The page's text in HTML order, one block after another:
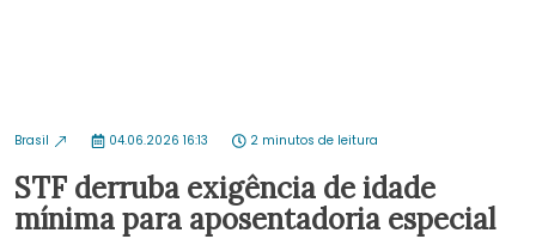
Brasil 04.06.2026 16:13 2 minutos de leitura
STF derruba exigência de idade
mínima para aposentadoria especial